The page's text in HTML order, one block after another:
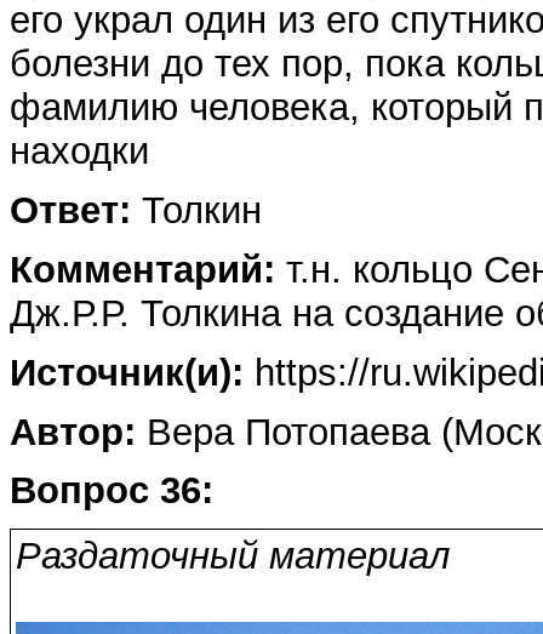
его украл один из его
болезни до тех пор, пока
фамилию человека, который
находки
Ответ: Толкин
Комментарий: т.н. кольцо
Дж.Р.Р. Толкина на создание
Источник(и): https://
Автор: Вера Потопаева
Вопрос 36:
Раздаточный материал